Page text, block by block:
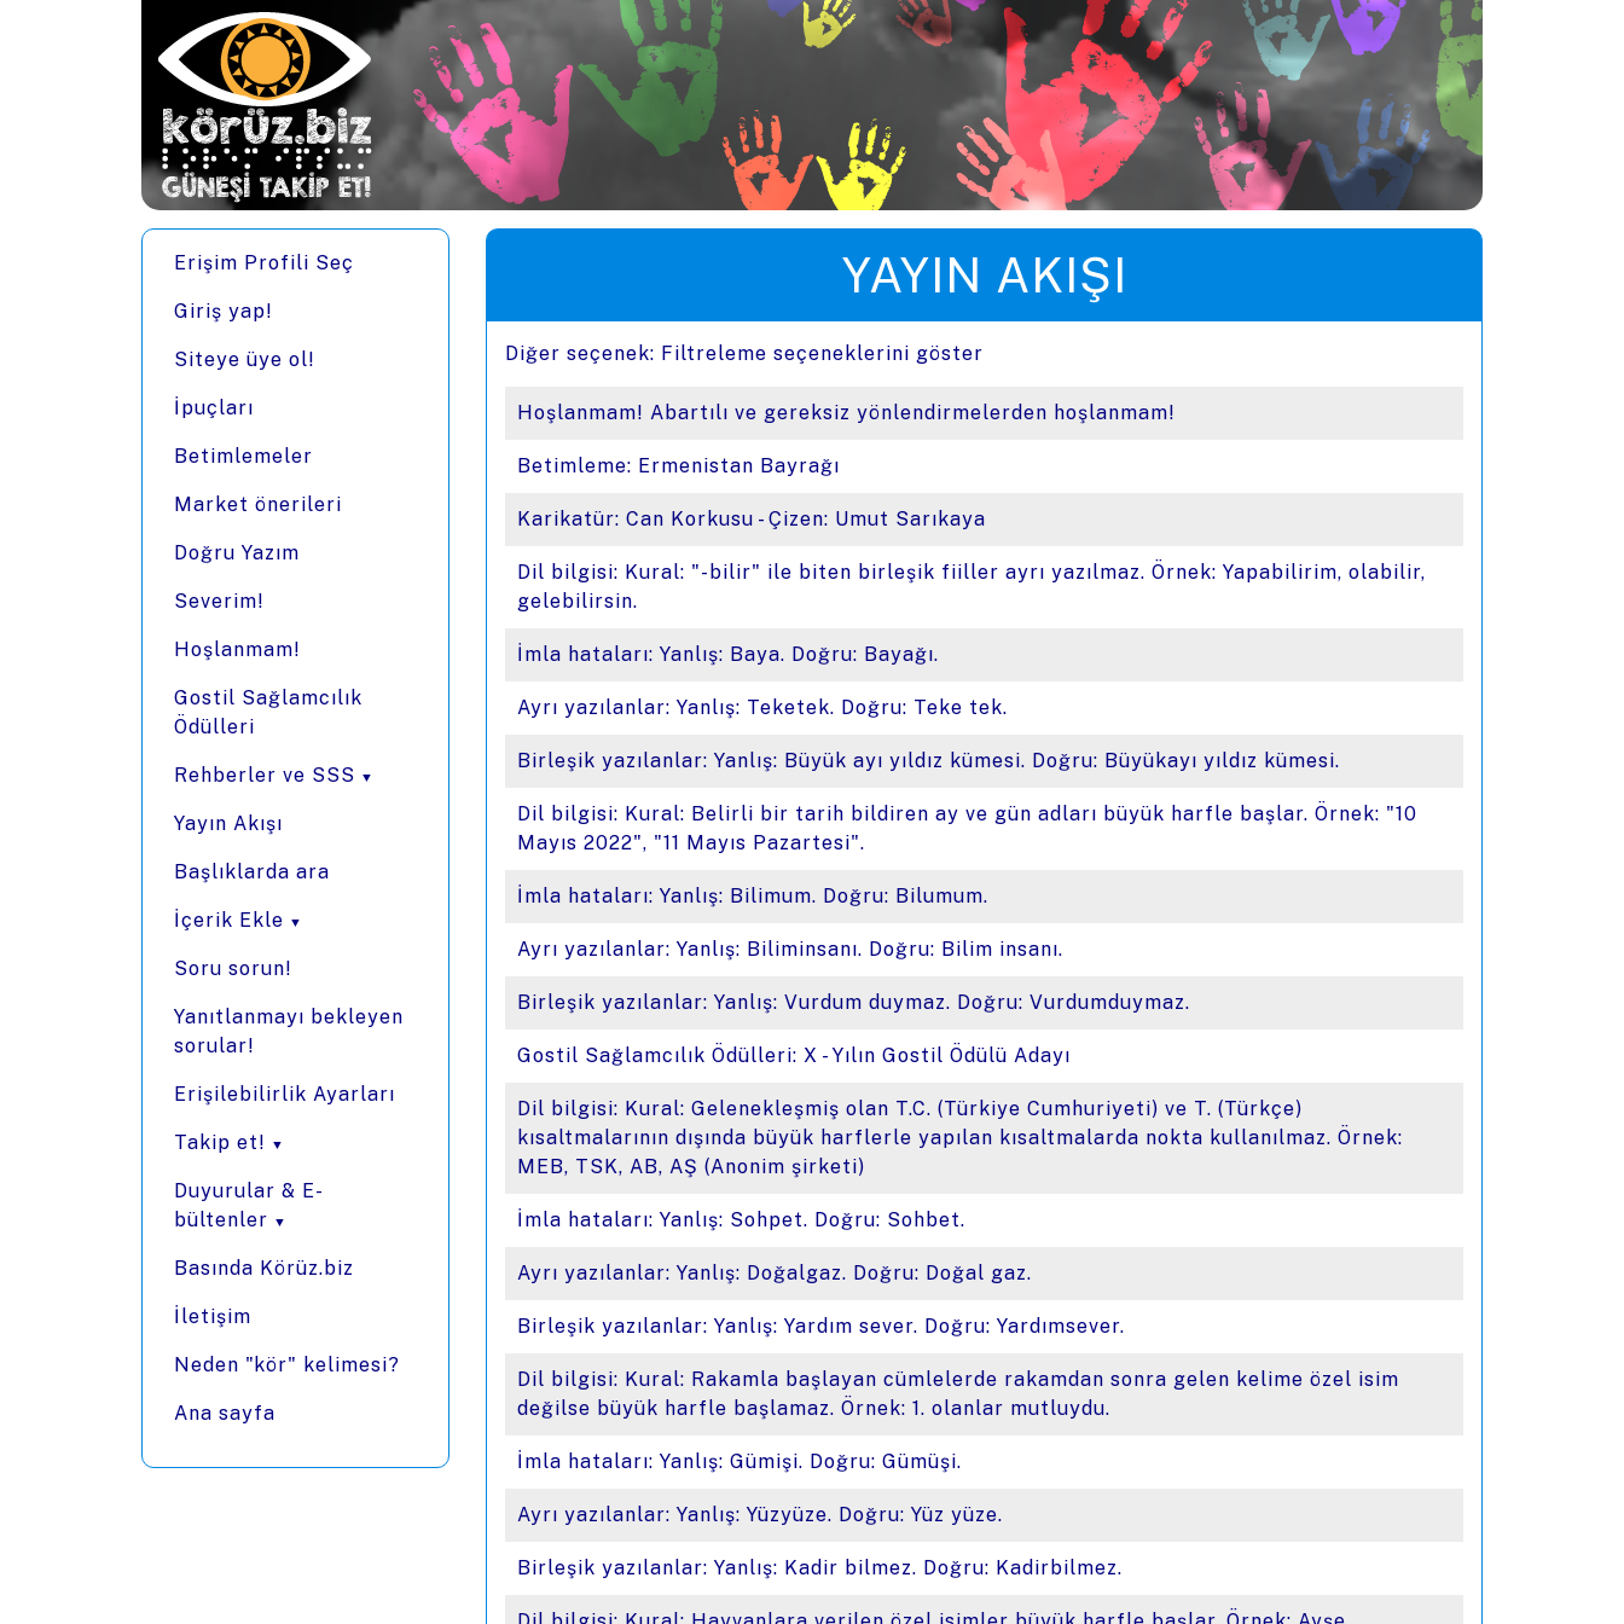
Ana içeriğe zıpla
Erişim Profili Seç
Giriş yap!
Siteye üye ol!
İpuçları
Betimlemeler
Market önerileri
Doğru Yazım
Severim!
Hoşlanmam!
Gostil Sağlamcılık
Ödülleri
Rehberler ve SSS
Yayın Akışı
Başlıklarda ara
İçerik Ekle
Soru sorun!
Yanıtlanmayı bekleyen
sorular!
Erişilebilirlik Ayarları
Takip et!
Duyurular & E-
bültenler
Basında Körüz.biz
İletişim
Neden "kör" kelimesi?
Ana sayfa
YAYIN AKIŞI
Diğer seçenek: Filtreleme seçeneklerini göster
Hoşlanmam! Abartılı ve gereksiz yönlendirmelerden hoşlanmam!
Betimleme: Ermenistan Bayrağı
Karikatür: Can Korkusu - Çizen: Umut Sarıkaya
Dil bilgisi: Kural: "-bilir" ile biten birleşik fiiller ayrı yazılmaz. Örnek: Yapabilirim, olabilir,
gelebilirsin.
İmla hataları: Yanlış: Baya. Doğru: Bayağı.
Ayrı yazılanlar: Yanlış: Teketek. Doğru: Teke tek.
Birleşik yazılanlar: Yanlış: Büyük ayı yıldız kümesi. Doğru: Büyükayı yıldız kümesi.
Dil bilgisi: Kural: Belirli bir tarih bildiren ay ve gün adları büyük harfle başlar. Örnek: "10
Mayıs 2022", "11 Mayıs Pazartesi".
İmla hataları: Yanlış: Bilimum. Doğru: Bilumum.
Ayrı yazılanlar: Yanlış: Biliminsanı. Doğru: Bilim insanı.
Birleşik yazılanlar: Yanlış: Vurdum duymaz. Doğru: Vurdumduymaz.
Gostil Sağlamcılık Ödülleri: X - Yılın Gostil Ödülü Adayı
Dil bilgisi: Kural: Gelenekleşmiş olan T.C. (Türkiye Cumhuriyeti) ve T. (Türkçe)
kısaltmalarının dışında büyük harflerle yapılan kısaltmalarda nokta kullanılmaz. Örnek:
MEB, TSK, AB, AŞ (Anonim şirketi)
İmla hataları: Yanlış: Sohpet. Doğru: Sohbet.
Ayrı yazılanlar: Yanlış: Doğalgaz. Doğru: Doğal gaz.
Birleşik yazılanlar: Yanlış: Yardım sever. Doğru: Yardımsever.
Dil bilgisi: Kural: Rakamla başlayan cümlelerde rakamdan sonra gelen kelime özel isim
değilse büyük harfle başlamaz. Örnek: 1. olanlar mutluydu.
İmla hataları: Yanlış: Gümişi. Doğru: Gümüşi.
Ayrı yazılanlar: Yanlış: Yüzyüze. Doğru: Yüz yüze.
Birleşik yazılanlar: Yanlış: Kadir bilmez. Doğru: Kadirbilmez.